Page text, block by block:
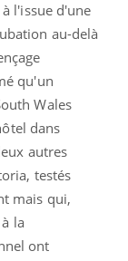
l'issue d'une
au-delà
qu'un
Wales
dans
autres
testés
mais qui,
la
ont